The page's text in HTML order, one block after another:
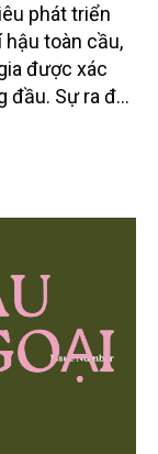
phát triển
hậu toàn cầu,
được xác
đầu. Sự ra đời
toàn diện,
cao hiệu